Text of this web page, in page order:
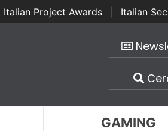
Italian Project Awards
Italian
GAMING